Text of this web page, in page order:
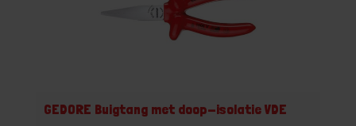
GEDORE Buigtang met doop-isolatie VDE